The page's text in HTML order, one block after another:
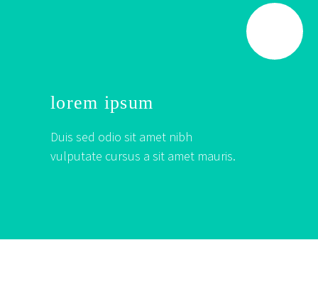
lorem ipsum
Duis sed odio sit amet nibh
vulputate cursus a sit amet mauris.